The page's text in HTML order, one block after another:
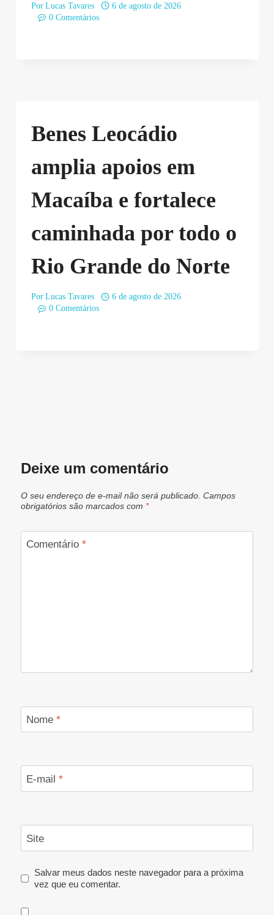
Por Lucas Tavares
6 de agosto de 2026
0 Comentários
Benes Leocádio
amplia apoios em
Macaíba e fortalece
caminhada por todo o
Rio Grande do Norte
Por Lucas Tavares
6 de agosto de 2026
0 Comentários
Deixe um comentário
O seu endereço de e-mail não será publicado. Campos
obrigatórios são marcados com *
Comentário *
Nome *
E-mail *
Site
Salvar meus dados neste navegador para a próxima
vez que eu comentar.